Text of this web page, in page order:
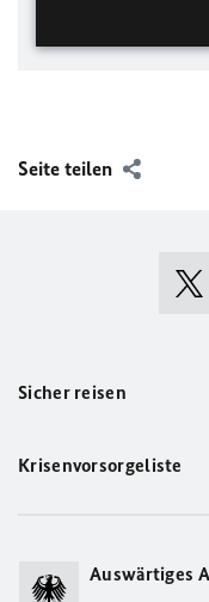
Seite teilen
Sicher reisen
Krisenvorsorgeliste
Auswärtiges